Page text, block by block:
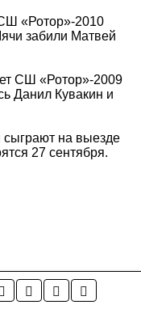
«Ротор»-2010
забили Матвей
СШ «Ротор»-2009
Данил Кувакин и
на выезде
27 сентября.